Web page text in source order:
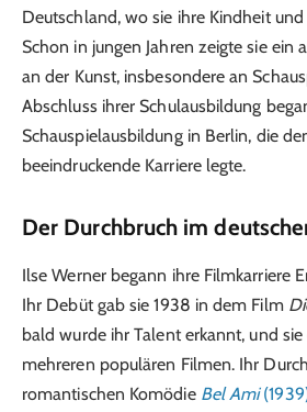
Deutschland, wo sie ihre Kindheit und
Schon in jungen Jahren zeigte sie ein
an der Kunst, insbesondere an
Abschluss ihrer Schulausbildung
Schauspielausbildung in Berlin, die
beeindruckende Karriere legte.
Der Durchbruch im
Ilse Werner begann ihre Filmkarriere
Ihr Debüt gab sie 1938 in dem Film
bald wurde ihr Talent erkannt, und
mehreren populären Filmen. Ihr
romantischen Komödie Bel Ami